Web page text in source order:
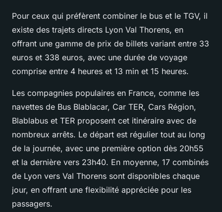
Pour ceux qui préfèrent combiner le bus et le TGV, il
existe des trajets directs Lyon Val Thorens, en
offrant une gamme de prix de billets variant entre 33
euros et 338 euros, avec une durée de voyage
comprise entre 4 heures et 13 min et 15 heures.
Les compagnies populaires en France, comme les
navettes de Bus Blablacar, Car TER, Cars Région,
Blablabus et TER proposent cet itinéraire avec de
nombreux arrêts. Le départ est régulier tout au long
de la journée, avec une première option dès 20h55
et la dernière vers 23h40. En moyenne, 17 combinés
de Lyon vers Val Thorens sont disponibles chaque
jour, en offrant une flexibilité appréciée pour les
passagers.